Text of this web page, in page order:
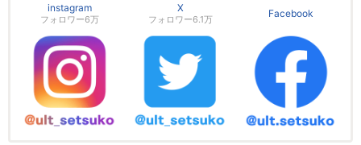
instagram
フォロワー6万
X
フォロワー6.1万
Facebook